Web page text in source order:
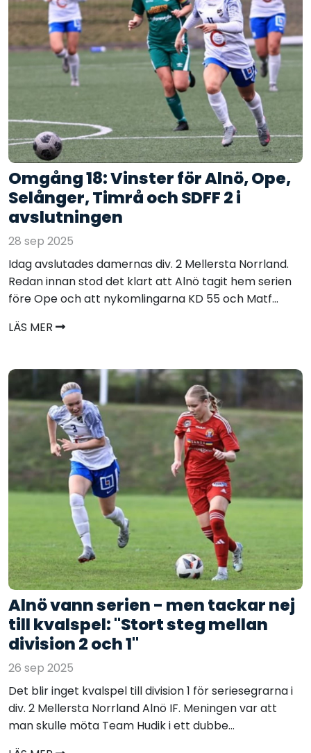
Omgång 18: Vinster för Alnö, Ope,
Selånger, Timrå och SDFF 2 i
avslutningen
28 sep 2025
Idag avslutades damernas div. 2 Mellersta Norrland.
Redan innan stod det klart att Alnö tagit hem serien
före Ope och att nykomlingarna KD 55 och Matf...
LÄS MER
Alnö vann serien - men tackar nej
till kvalspel: "Stort steg mellan
division 2 och 1"
26 sep 2025
Det blir inget kvalspel till division 1 för seriesegrarna i
div. 2 Mellersta Norrland Alnö IF. Meningen var att
man skulle möta Team Hudik i ett dubbe...